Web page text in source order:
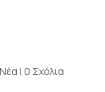
Νέα | 0 Σχόλια